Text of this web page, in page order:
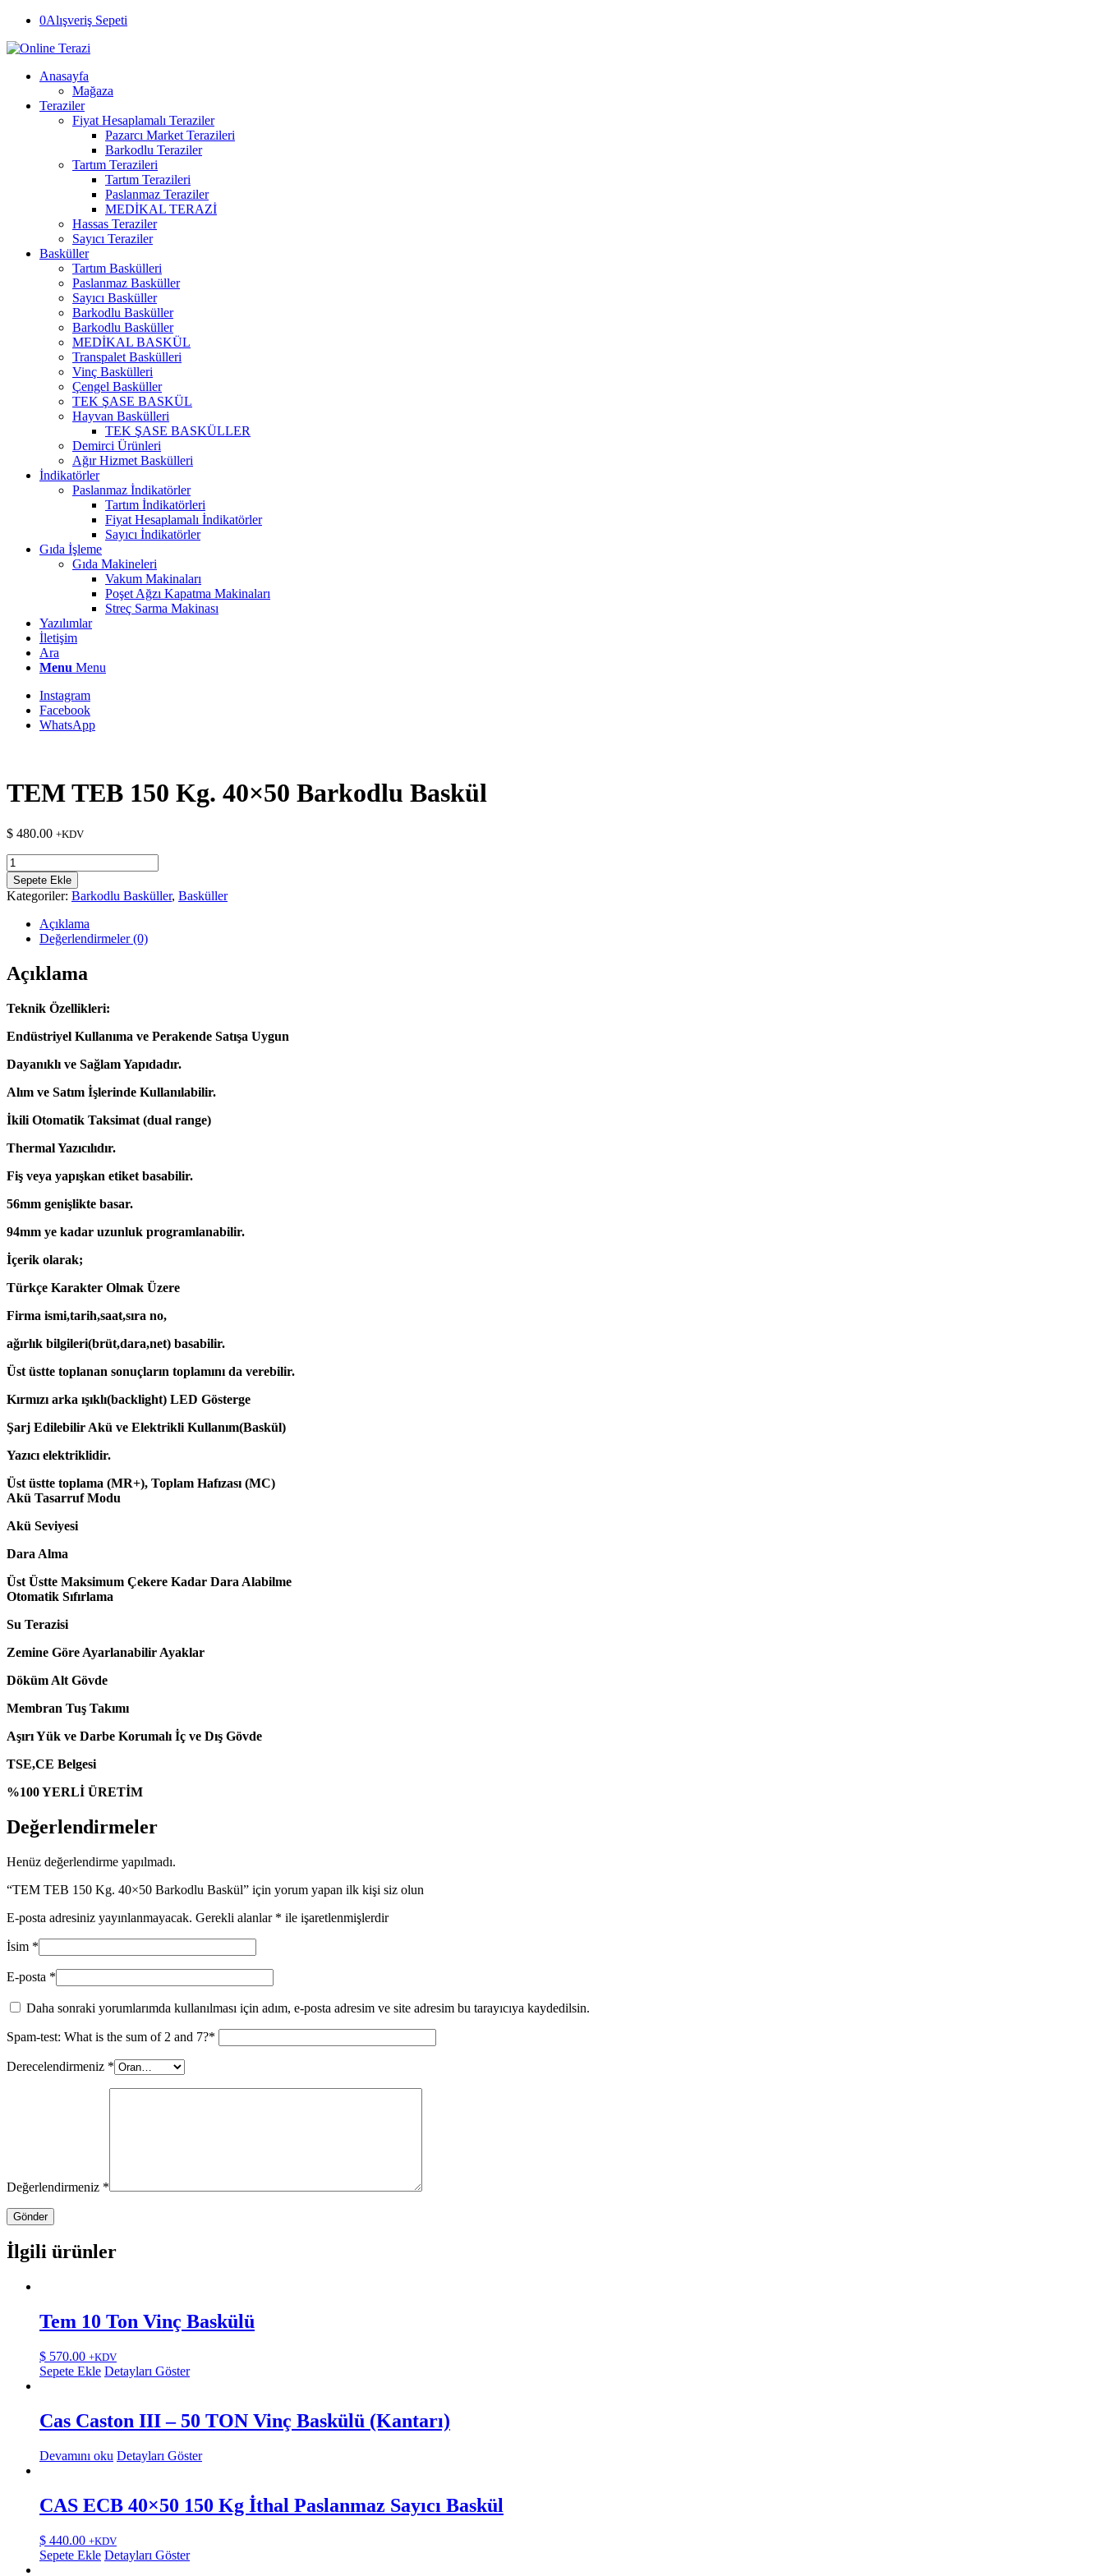
0Alışveriş Sepeti
Anasayfa
Mağaza
Teraziler
Fiyat Hesaplamalı Teraziler
Pazarcı Market Terazileri
Barkodlu Teraziler
Tartım Terazileri
Tartım Terazileri
Paslanmaz Teraziler
MEDİKAL TERAZİ
Hassas Teraziler
Sayıcı Teraziler
Basküller
Tartım Baskülleri
Paslanmaz Basküller
Sayıcı Basküller
Barkodlu Basküller
Barkodlu Basküller
MEDİKAL BASKÜL
Transpalet Baskülleri
Vinç Baskülleri
Çengel Basküller
TEK ŞASE BASKÜL
Hayvan Baskülleri
TEK ŞASE BASKÜLLER
Demirci Ürünleri
Ağır Hizmet Baskülleri
İndikatörler
Paslanmaz İndikatörler
Tartım İndikatörleri
Fiyat Hesaplamalı İndikatörler
Sayıcı İndikatörler
Gıda İşleme
Gıda Makineleri
Vakum Makinaları
Poşet Ağzı Kapatma Makinaları
Streç Sarma Makinası
Yazılımlar
İletişim
Ara
Menu Menu
Instagram
Facebook
WhatsApp
TEM TEB 150 Kg. 40×50 Barkodlu Baskül
$ 480.00 +KDV
TEM
TEB
150
Kg.
40x50
Barkodlu
Baskül
adet
Sepete Ekle
Kategoriler: Barkodlu Basküller, Basküller
Açıklama
Değerlendirmeler (0)
Açıklama
Teknik Özellikleri:
Endüstriyel Kullanıma ve Perakende Satışa Uygun
Dayanıklı ve Sağlam Yapıdadır.
Alım ve Satım İşlerinde Kullanılabilir.
İkili Otomatik Taksimat (dual range)
Thermal Yazıcılıdır.
Fiş veya yapışkan etiket basabilir.
56mm genişlikte basar.
94mm ye kadar uzunluk programlanabilir.
İçerik olarak;
Türkçe Karakter Olmak Üzere
Firma ismi,tarih,saat,sıra no,
ağırlık bilgileri(brüt,dara,net) basabilir.
Üst üstte toplanan sonuçların toplamını da verebilir.
Kırmızı arka ışıklı(backlight) LED Gösterge
Şarj Edilebilir Akü ve Elektrikli Kullanım(Baskül)
Yazıcı elektriklidir.
Üst üstte toplama (MR+), Toplam Hafızası (MC)
Akü Tasarruf Modu
Akü Seviyesi
Dara Alma
Üst Üstte Maksimum Çekere Kadar Dara Alabilme
Otomatik Sıfırlama
Su Terazisi
Zemine Göre Ayarlanabilir Ayaklar
Döküm Alt Gövde
Membran Tuş Takımı
Aşırı Yük ve Darbe Korumalı İç ve Dış Gövde
TSE,CE Belgesi
%100 YERLİ ÜRETİM
Değerlendirmeler
Henüz değerlendirme yapılmadı.
“TEM TEB 150 Kg. 40×50 Barkodlu Baskül” için yorum yapan ilk kişi siz olun
E-posta adresiniz yayınlanmayacak. Gerekli alanlar * ile işaretlenmişlerdir
İsim *
E-posta *
Daha sonraki yorumlarımda kullanılması için adım, e-posta adresim ve site adresim bu tarayıcıya kaydedilsin.
Spam-test: What is the sum of 2 and 7?*
Derecelendirmeniz *
Değerlendirmeniz *
İlgili ürünler
Tem 10 Ton Vinç Baskülü
$ 570.00 +KDV
Sepete Ekle Detayları Göster
Cas Caston III – 50 TON Vinç Baskülü (Kantarı)
Devamını oku Detayları Göster
CAS ECB 40×50 150 Kg İthal Paslanmaz Sayıcı Baskül
$ 440.00 +KDV
Sepete Ekle Detayları Göster